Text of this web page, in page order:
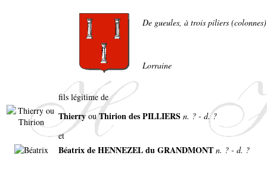
De gueules, à trois piliers
Lorraine
fils légitime de
ThierryouThirion des PILLIERS n. ? - d. ?
et
Béatrix de HENNEZEL du GRANDMONT n. ? - d. ?